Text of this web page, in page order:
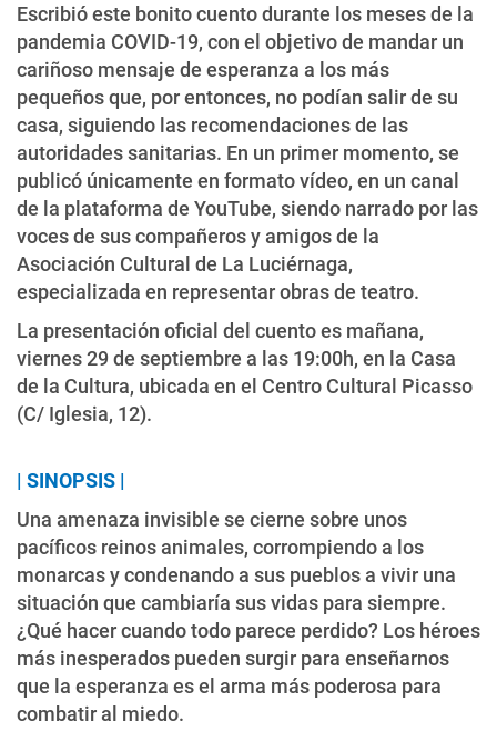
Escribió este bonito cuento durante los meses de la
pandemia COVID-19, con el objetivo de mandar un
cariñoso mensaje de esperanza a los más
pequeños que, por entonces, no podían salir de su
casa, siguiendo las recomendaciones de las
autoridades sanitarias. En un primer momento, se
publicó únicamente en formato vídeo, en un canal
de la plataforma de YouTube, siendo narrado por las
voces de sus compañeros y amigos de la
Asociación Cultural de La Luciérnaga,
especializada en representar obras de teatro.
La presentación oficial del cuento es mañana,
viernes 29 de septiembre a las 19:00h, en la Casa
de la Cultura, ubicada en el Centro Cultural Picasso
(C/ Iglesia, 12).
| SINOPSIS |
Una amenaza invisible se cierne sobre unos
pacíficos reinos animales, corrompiendo a los
monarcas y condenando a sus pueblos a vivir una
situación que cambiaría sus vidas para siempre.
¿Qué hacer cuando todo parece perdido? Los héroes
más inesperados pueden surgir para enseñarnos
que la esperanza es el arma más poderosa para
combatir al miedo.